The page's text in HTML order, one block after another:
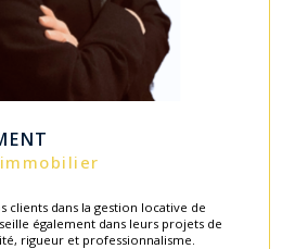
immobilier
clients dans la gestion locative de
également dans leurs projets de
rigueur et professionnalisme.